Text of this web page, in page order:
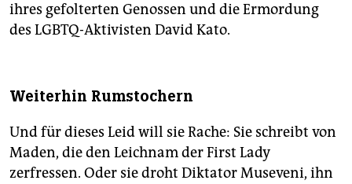
ihres gefolterten Genossen und die Ermordung
des LGBTQ-Aktivisten David Kato.
Weiterhin Rumstochern
Und für dieses Leid will sie Rache: Sie schreibt von
Maden, die den Leichnam der First Lady
zerfressen. Oder sie droht Diktator Museveni, ihn